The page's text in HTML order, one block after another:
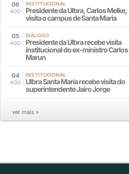
06
AGO
INSTITUCIONAL
Presidente da Ulbra, Carlos Melke,
visita o campus de Santa Maria
05
AGO
DIÁLOGO
Presidente da Ulbra recebe visita
institucional do ex-ministro Carlos
Marun
04
AGO
INSTITUCIONAL
Ulbra Santa Maria recebe visita do
superintendente Jairo Jorge
ver mais »